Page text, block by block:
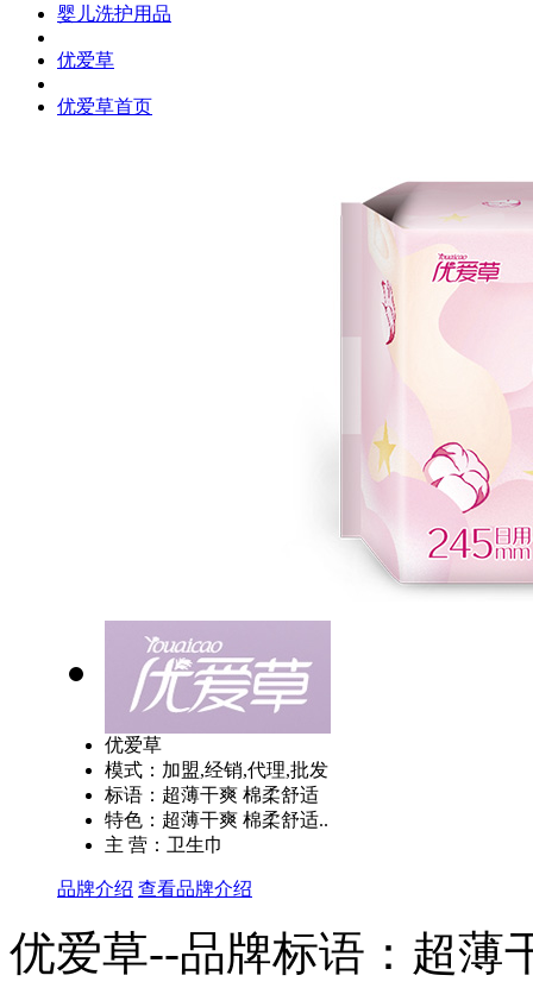
婴儿洗护用品
优爱草
优爱草首页
优爱草
模式：加盟,经销,代理,批发
标语：超薄干爽 棉柔舒适
特色：超薄干爽 棉柔舒适..
主 营：卫生巾
品牌介绍 查看品牌介绍
优爱草--品牌标语： 超薄